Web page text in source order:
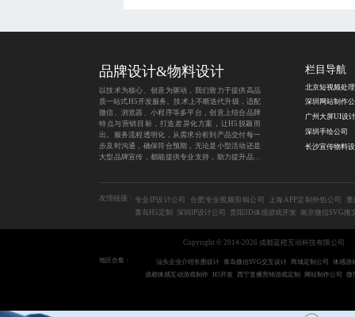
品牌设计&物料设计
以技术为核心、创意为驱动，我们致力于提供高品
质一站式H5开发服务。技术上不断迭代升级，适配
微信、浏览器、小程序等多平台，创意上结合品牌
特点与营销目标，打造差异化方案，让H5脱颖而
出。服务流程透明化，从需求分析到产品交付每一
步及时沟通，确保符合预期，无论是小型活动还是
大型品牌宣传，都能提供专业支持，助力提升品牌
栏目导航
深圳网站制作
深圳手绘公司
友情链接： 专业IP设计公司 合肥专业视频剪辑公司 上海APP定制外包公司
重
青岛H5定制
深圳IP设计公司 贵阳3D体感游戏开发 南京微信SVG推
Copyright © 2014-2026 成都蓝橙互动科技有限公司
地区合集： 汕头企业介绍长图设计 青岛微信SVG交互设计 商城定制公司
体感游
成都体感互动游戏制作
H5开发 西宁直播营销游戏定制 网站制作公司 微